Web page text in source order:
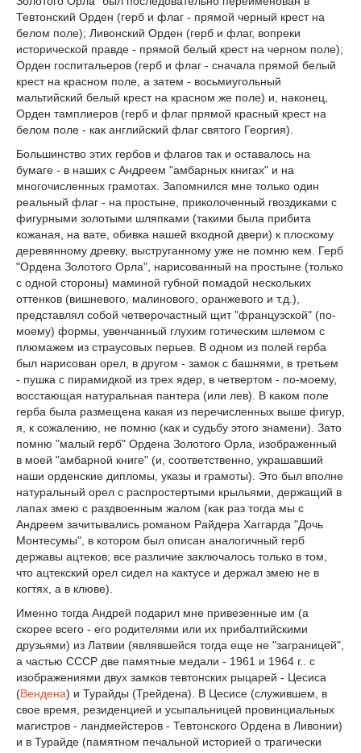
Тевтонский Орден (герб и флаг - прямой черный крест на
белом поле); Ливонский Орден (герб и флаг, вопреки
исторической правде - прямой белый крест на черном поле);
Орден госпитальеров (герб и флаг - сначала прямой белый
крест на красном поле, а затем - восьмиугольный
мальтийский белый крест на красном же поле) и, наконец,
Орден тамплиеров (герб и флаг прямой красный крест на
белом поле - как английский флаг святого Георгия).
Большинство этих гербов и флагов так и оставалось на
бумаге - в наших с Андреем "амбарных книгах" и на
многочисленных грамотах. Запомнился мне только один
реальный флаг - на простыне, приколоченный гвоздиками с
фигурными золотыми шляпками (такими была прибита
кожаная, на вате, обивка нашей входной двери) к плоскому
деревянному древку, выструганному уже не помню кем. Герб
"Ордена Золотого Орла", нарисованный на простыне (только
с одной стороны) маминой губной помадой нескольких
оттенков (вишневого, малинового, оранжевого и т.д.),
представлял собой четверочастный щит "французской" (по-
моему) формы, увенчанный глухим готическим шлемом с
плюмажем из страусовых перьев. В одном из полей герба
был нарисован орел, в другом - замок с башнями, в третьем
- пушка с пирамидкой из трех ядер, в четвертом - по-моему,
восстающая натуральная пантера (или лев). В каком поле
герба была размещена какая из перечисленных выше фигур,
я, к сожалению, не помню (как и судьбу этого знамени). Зато
помню "малый герб" Ордена Золотого Орла, изображенный
в моей "амбарной книге" (и, соответственно, украшавший
наши орденские дипломы, указы и грамоты). Это был вполне
натуральный орел с распростертыми крыльями, держащий в
лапах змею с раздвоенным жалом (как раз тогда мы с
Андреем зачитывались романом Райдера Хаггарда "Дочь
Монтесумы", в котором был описан аналогичный герб
державы ацтеков; все различие заключалось только в том,
что ацтекский орел сидел на кактусе и держал змею не в
когтях, а в клюве).
Именно тогда Андрей подарил мне привезенные им (а
скорее всего - его родителями или их прибалтийскими
друзьями) из Латвии (являвшейся тогда еще не "заграницей",
а частью СССР две памятные медали - 1961 и 1964 г.. с
изображениями двух замков тевтонских рыцарей - Цесиса
(Вендена) и Турайды (Трейдена). В Цесисе (служившем, в
свое время, резиденцией и усыпальницей провинциальных
магистров - ландмейстеров - Тевтонского Ордена в Ливонии)
и в Турайде (памятном печальной историей о трагически